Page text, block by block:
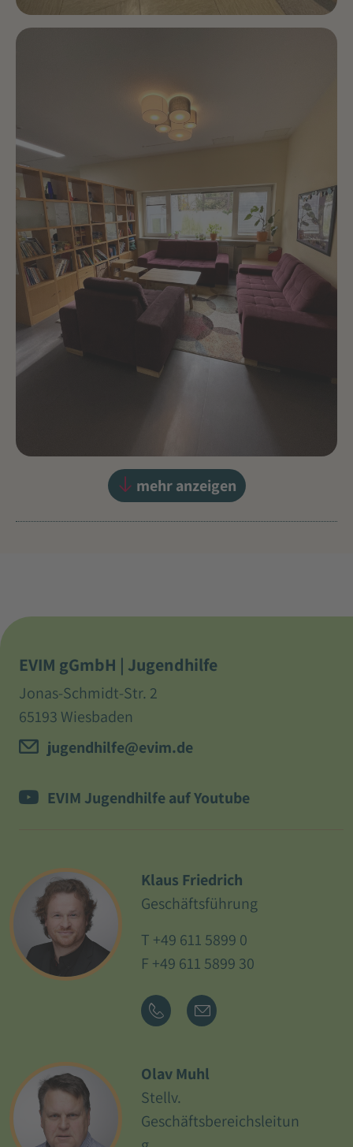
mehr anzeigen
EVIM gGmbH | Jugendhilfe
Jonas-Schmidt-Str. 2
65193 Wiesbaden
jugendhilfe@evim.de
EVIM Jugendhilfe auf Youtube
Klaus Friedrich
Geschäftsführung
T +49 611 5899 0
F +49 611 5899 30
Olav Muhl
Stellv.
Geschäftsbereichsleitun